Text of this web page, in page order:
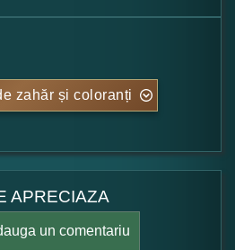
zahăr și coloranți
APRECIAZA
un comentariu